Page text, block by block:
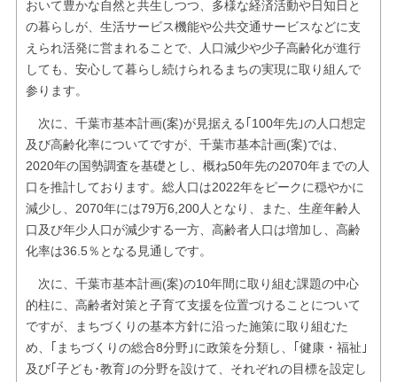
おいて豊かな自然と共生しつつ、多様な経済活動や日知日と
の暮らしが、生活サービス機能や公共交通サービスなどに支
えられ活発に営まれることで、人口減少や少子高齢化が進行
しても、安心して暮らし続けられるまちの実現に取り組んで
参ります。
次に、千葉市基本計画(案)が見据える｢100年先｣の人口想定
及び高齢化率についてですが、千葉市基本計画(案)では、
2020年の国勢調査を基礎とし、概ね50年先の2070年までの人
口を推計しております。総人口は2022年をピークに穏やかに
減少し、2070年には79万6,200人となり、また、生産年齢人
口及び年少人口が減少する一方、高齢者人口は増加し、高齢
化率は36.5％となる見通しです。
次に、千葉市基本計画(案)の10年間に取り組む課題の中心
的柱に、高齢者対策と子育て支援を位置づけることについて
ですが、まちづくりの基本方針に沿った施策に取り組むた
め、｢まちづくりの総合8分野｣に政策を分類し、｢健康・福祉｣
及び｢子ども･教育｣の分野を設けて、それぞれの目標を設定し